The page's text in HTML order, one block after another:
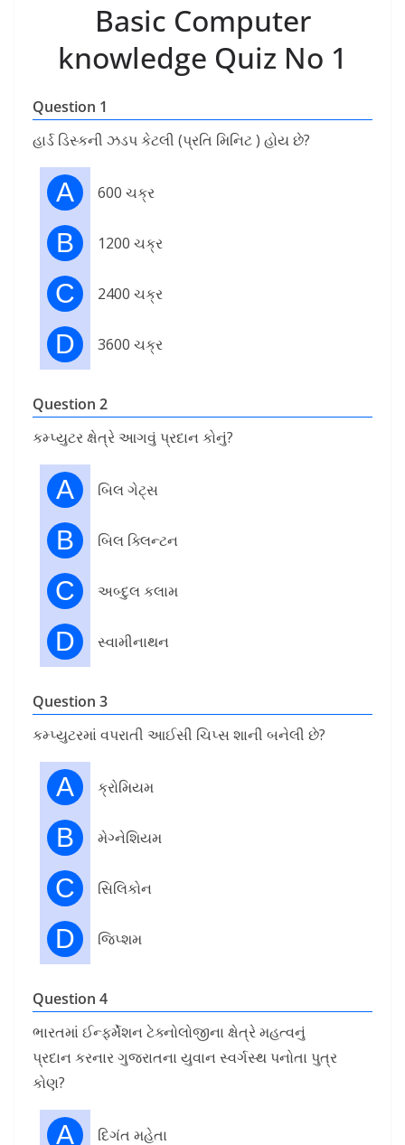
Basic Computer
knowledge Quiz No 1
Question 1
હાર્ડ ડિસ્કની ઝડપ કેટલી (પ્રતિ મિનિટ ) હોય છે?
A 600 ચક્ર
B 1200 ચક્ર
C 2400 ચક્ર
D 3600 ચક્ર
Question 2
કમ્પ્યુટર ક્ષેત્રે આગવું પ્રદાન કોનું?
A બિલ ગેટ્સ
B બિલ ક્લિન્ટન
C અબ્દુલ કલામ
D સ્વામીનાથન
Question 3
કમ્પ્યુટરમાં વપરાતી આઈસી ચિપ્સ શાની બનેલી છે?
A ક્રોમિયમ
B મેગ્નેશિયમ
C સિલિકોન
D જિપ્શમ
Question 4
ભારતમાં ઈન્ફર્મેશન ટેક્નોલોજીના ક્ષેત્રે મહત્વનું
પ્રદાન કરનાર ગુજરાતના યુવાન સ્વર્ગસ્થ પનોતા પુત્ર
કોણ?
A દિગંત મહેતા